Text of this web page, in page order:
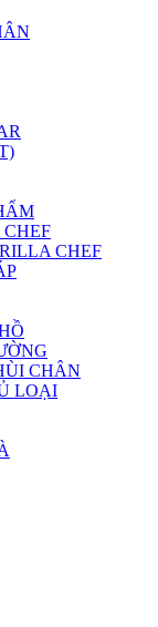
CHEF
CHÂN
LOẠI